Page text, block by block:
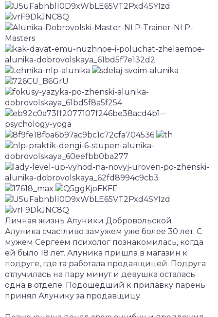
Личная жизнь Алуники Добровольской
Алуника счастливо замужем уже более 30 лет. С
мужем Сергеем психолог познакомилась, когда
ей было 18 лет. Алуника пришла в магазин к
подруге, где та работала продавщицей. Подруга
отлучилась на пару минут и девушка осталась
одна в отделе. Подошедший к прилавку парень
принял Алунику за продавщицу.